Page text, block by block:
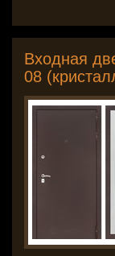
Входная
08